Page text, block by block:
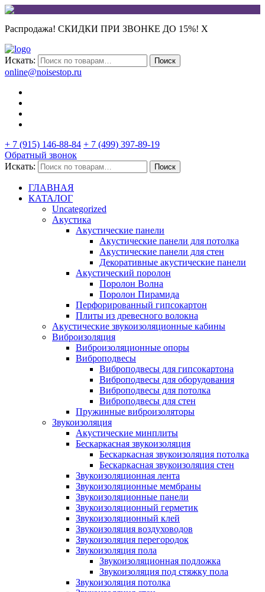
Распродажа! СКИДКИ ПРИ ЗВОНКЕ ДО 15%! X
Искать: Поиск
online@noisestop.ru
+ 7 (915) 146-88-84 + 7 (499) 397-89-19
Обратный звонок
Искать:
Поиск
ГЛАВНАЯ
КАТАЛОГ
Uncategorized
Акустика
Акустические панели
Акустические панели для потолка
Акустические панели для стен
Декоративные акустические панели
Акустический поролон
Поролон Волна
Поролон Пирамида
Перфорированный гипсокартон
Плиты из древесного волокна
Акустические звукоизоляционные кабины
Виброизоляция
Виброизоляционные опоры
Виброподвесы
Виброподвесы для гипсокартона
Виброподвесы для оборудования
Виброподвесы для потолка
Виброподвесы для стен
Пружинные виброизоляторы
Звукоизоляция
Акустические минплиты
Бескаркасная звукоизоляция
Бескаркасная звукоизоляция потолка
Бескаркасная звукоизоляция стен
Звукоизоляционная лента
Звукоизоляционные мембраны
Звукоизоляционные панели
Звукоизоляционный герметик
Звукоизоляционный клей
Звукоизоляция воздуховодов
Звукоизоляция перегородок
Звукоизоляция пола
Звукоизоляционная подложка
Звукоизоляция под стяжку пола
Звукоизоляция потолка